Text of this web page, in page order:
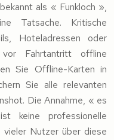
als « Funkloch »,
Tatsache. Kritische
Hoteladressen oder
Fahrtantritt offline
Sie Offline-Karten in
Sie alle relevanten
Die Annahme, « es
keine professionelle
vieler Nutzer über diese